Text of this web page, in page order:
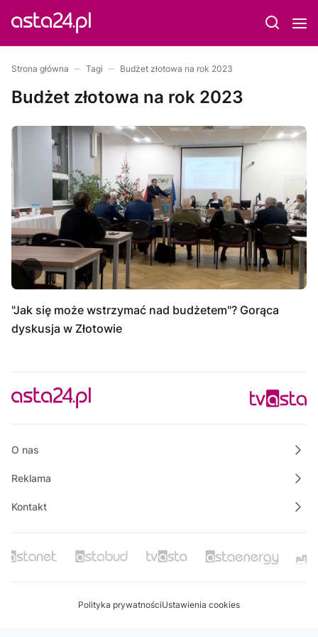
Strona główna Tagi Budżet złotowa na rok 2023
Budżet złotowa na rok 2023
"Jak się może wstrzymać nad budżetem"? Gorąca
dyskusja w Złotowie
O nas
Reklama
Kontakt
Polityka prywatnościUstawienia cookies